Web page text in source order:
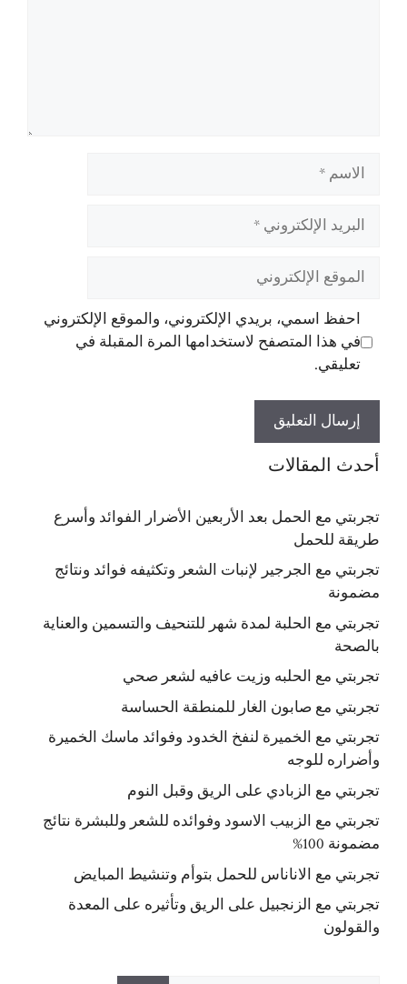
الاسم
البريد
الإلكتروني
الموقع
الإلكتروني
احفظ اسمي، بريدي الإلكتروني، والموقع الإلكتروني
في هذا المتصفح لاستخدامها المرة المقبلة في
تعليقي.
أحدث المقالات
تجربتي مع الحمل بعد الأربعين الأضرار الفوائد وأسرع
طريقة للحمل
تجربتي مع الجرجير لإنبات الشعر وتكثيفه فوائد ونتائج
مضمونة
تجربتي مع الحلبة لمدة شهر للتنحيف والتسمين والعناية
بالصحة
تجربتي مع الحلبه وزيت عافيه لشعر صحي
تجربتي مع صابون الغار للمنطقة الحساسة
تجربتي مع الخميرة لنفخ الخدود وفوائد ماسك الخميرة
وأضراره للوجه
تجربتي مع الزبادي على الريق وقبل النوم
تجربتي مع الزبيب الاسود وفوائده للشعر وللبشرة نتائج
مضمونة 100%
تجربتي مع الاناناس للحمل بتوأم وتنشيط المبايض
تجربتي مع الزنجبيل على الريق وتأثيره على المعدة
والقولون